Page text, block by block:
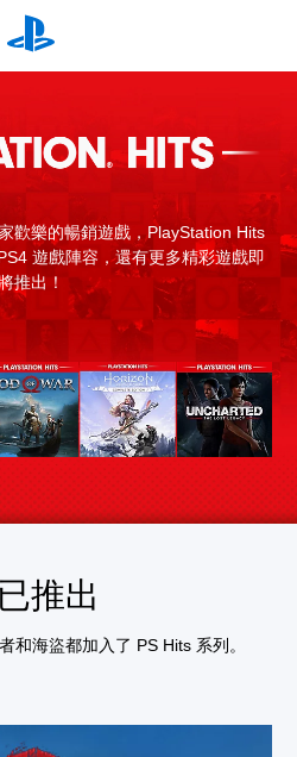
歡樂的暢銷遊戲，PlayStation Hits
遊戲陣容，還有更多精彩遊戲即
推出！
推出
和海盜都加入了 PS Hits 系列。